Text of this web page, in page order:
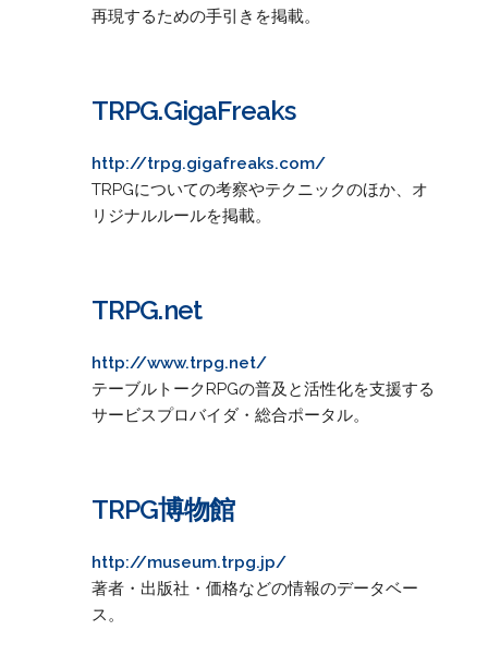
再現するための手引きを掲載。
TRPG.GigaFreaks
http://trpg.gigafreaks.com/
TRPGについての考察やテクニックのほか、オ
リジナルルールを掲載。
TRPG.net
http://www.trpg.net/
テーブルトークRPGの普及と活性化を支援する
サービスプロバイダ・総合ポータル。
TRPG博物館
http://museum.trpg.jp/
著者・出版社・価格などの情報のデータベー
ス。